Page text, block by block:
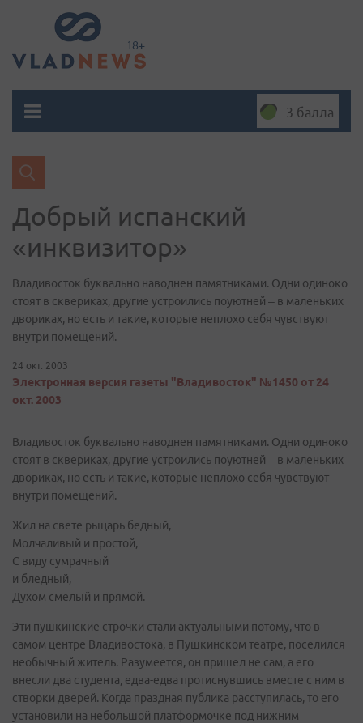
3 балла
Добрый испанский
«инквизитор»
Владивосток буквально наводнен памятниками. Одни одиноко
стоят в сквериках, другие устроились поуютней – в маленьких
двориках, но есть и такие, которые неплохо себя чувствуют
внутри помещений.
24 окт. 2003
Электронная версия газеты "Владивосток" №1450 от 24
окт. 2003
Владивосток буквально наводнен памятниками. Одни одиноко
стоят в сквериках, другие устроились поуютней – в маленьких
двориках, но есть и такие, которые неплохо себя чувствуют
внутри помещений.
Жил на свете рыцарь бедный,
Молчаливый и простой,
С виду сумрачный
и бледный,
Духом смелый и прямой.
Эти пушкинские строчки стали актуальными потому, что в
самом центре Владивостока, в Пушкинском театре, поселился
необычный житель. Разумеется, он пришел не сам, а его
внесли два студента, едва-едва протиснувшись вместе с ним в
створки дверей. Когда праздная публика расступилась, то его
установили на небольшой платформочке под нижним